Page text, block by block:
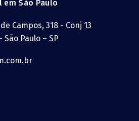
em São Paulo
Campos, 318 - Conj 13
São Paulo – SP